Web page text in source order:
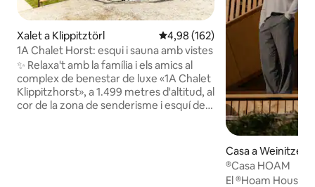
Xalet a Klippitztörl 4,98 de puntuació mitjana d'un
4,98 (162)
1A Chalet Horst: esqui i sauna amb vistes
✨ Relaxa't amb la família i els amics al
complex de benestar de luxe «1A Chalet
Klippitzhorst», a 1.499 metres d'altitud, al
cor de la zona de senderisme i esquí de
Casa a Weinitzen
®Casa HOAM
El ®Hoam House